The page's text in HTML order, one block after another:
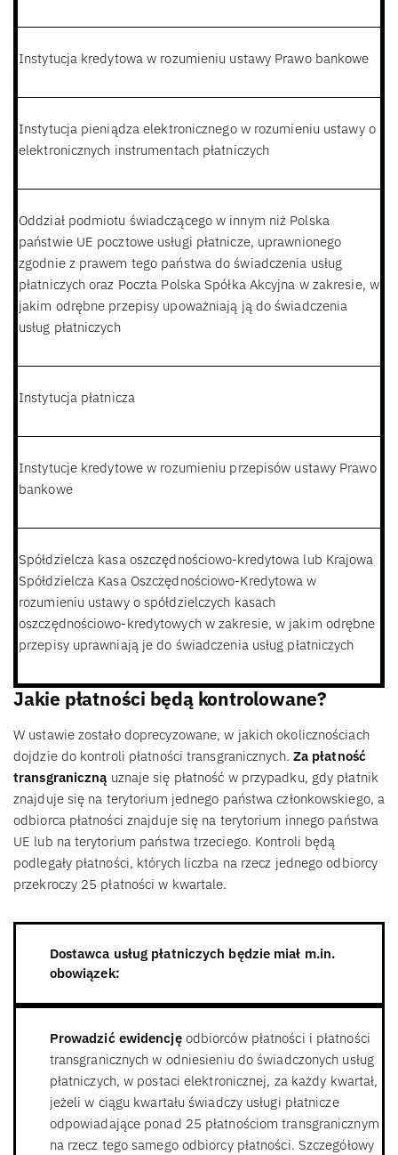
Instytucja kredytowa w rozumieniu ustawy Prawo bankowe
Instytucja pieniądza elektronicznego w rozumieniu ustawy o
elektronicznych instrumentach płatniczych
Oddział podmiotu świadczącego w innym niż Polska
państwie UE pocztowe usługi płatnicze, uprawnionego
zgodnie z prawem tego państwa do świadczenia usług
płatniczych oraz Poczta Polska Spółka Akcyjna w zakresie, w
jakim odrębne przepisy upoważniają ją do świadczenia
usług płatniczych
Instytucja płatnicza
Instytucje kredytowe w rozumieniu przepisów ustawy Prawo
bankowe
Spółdzielcza kasa oszczędnościowo-kredytowa lub Krajowa
Spółdzielcza Kasa Oszczędnościowo-Kredytowa w
rozumieniu ustawy o spółdzielczych kasach
oszczędnościowo-kredytowych w zakresie, w jakim odrębne
przepisy uprawniają je do świadczenia usług płatniczych
Jakie płatności będą kontrolowane?
W ustawie zostało doprecyzowane, w jakich okolicznościach
dojdzie do kontroli płatności transgranicznych. Za płatność
transgraniczną uznaje się płatność w przypadku, gdy płatnik
znajduje się na terytorium jednego państwa członkowskiego, a
odbiorca płatności znajduje się na terytorium innego państwa
UE lub na terytorium państwa trzeciego. Kontroli będą
podlegały płatności, których liczba na rzecz jednego odbiorcy
przekroczy 25 płatności w kwartale.
Dostawca usług płatniczych będzie miał m.in.
obowiązek:
Prowadzić ewidencję odbiorców płatności i płatności
transgranicznych w odniesieniu do świadczonych usług
płatniczych, w postaci elektronicznej, za każdy kwartał,
jeżeli w ciągu kwartału świadczy usługi płatnicze
odpowiadające ponad 25 płatnościom transgranicznym
na rzecz tego samego odbiorcy płatności. Szczegółowy